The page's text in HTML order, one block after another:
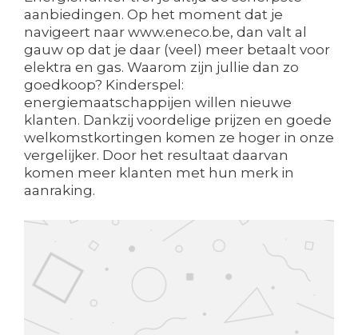
aanbiedingen. Op het moment dat je
navigeert naar www.eneco.be, dan valt al
gauw op dat je daar (veel) meer betaalt voor
elektra en gas. Waarom zijn jullie dan zo
goedkoop? Kinderspel:
energiemaatschappijen willen nieuwe
klanten. Dankzij voordelige prijzen en goede
welkomstkortingen komen ze hoger in onze
vergelijker. Door het resultaat daarvan
komen meer klanten met hun merk in
aanraking.